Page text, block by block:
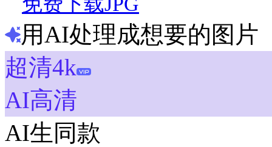
用AI处理成想要的图片
超清4k
AI高清
AI生同款